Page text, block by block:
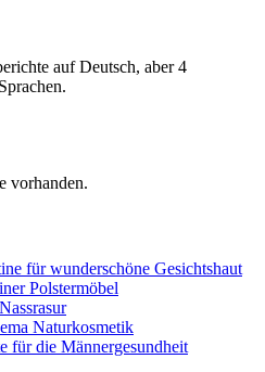
auf Deutsch, aber 4
vorhanden.
für wunderschöne Gesichtshaut
Polstermöbel
Naturkosmetik
für die Männergesundheit